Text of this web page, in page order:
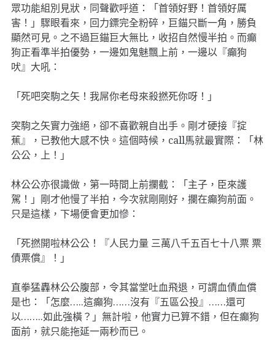
眾功能組別見狀，同聲歡呼道：「首領好野！首領好厲
害！」驟眼看來，回力鏢完全粉碎，巨錨只斷一角，勝負
顯然可見。之不過巨錨巨大無比，收招自然慢半拍。而癲
狗正看準半拍優勢，一邊如鬼魅飄上前，一邊以『癲狗
吠』大吼：
「死吧突駒之矢！我屌你老母來殺撚死你呀！」
突駒之矢實力強絕，卻不喜歡親自出手。剛才硬接『掟
蕉』，已教他大感不快。這個時候，call馬就最實際：「林
公公，上！」
林公公亦很識做，第一時間上前攔截：「主子，臣來護
駕！」剛才他慢了半拍，今次就剛剛好，攔在癲狗前面。
只是這樣，下場便會更加慘：
「死撚開啦林公公！『人民力量 三萬八千五百七十八票 票
債票償』！」
直拳猛轟林公公腹部，令其當堂吐血飛退，可謂血債血償
是也：「怎麼…..這癲狗……沒有『五區公投』……還可
以……..如此強橫？」無計啦，他實力已算不錯，但在癲狗
面前，就只能拖延一兩秒而已。